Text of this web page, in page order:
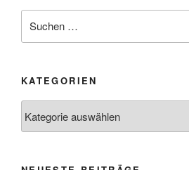
nach:
KATEGORIEN